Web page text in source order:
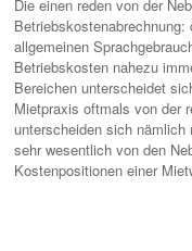
Die einen reden von der
allgemeinen
Betriebskosten nahezu
Bereichen unterscheidet
Mietpraxis oftmals von der
unterscheiden sich
sehr wesentlich von den
Kostenpositionen einer